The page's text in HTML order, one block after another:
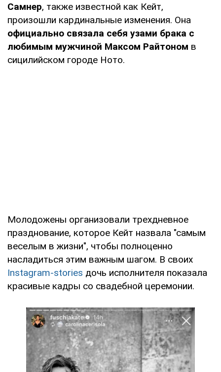
Самнер, также известной как Кейт,
произошли кардинальные изменения. Она
официально связала себя узами брака с
любимым мужчиной Максом Райтоном в
сицилийском городе Ното.
Молодожены организовали трехдневное
празднование, которое Кейт назвала "самым
веселым в жизни", чтобы полноценно
насладиться этим важным шагом. В своих
Instagram-stories дочь исполнителя показала
красивые кадры со свадебной церемонии.